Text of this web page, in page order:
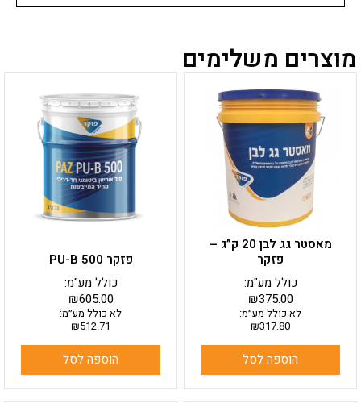
מוצרים משלימים
מאסטר גג לבן 20 ק”ג –
פזקר
₪375.00
כולל מע"מ:
לא כולל מע״מ:
₪317.80
הוספה לסל
פזקר PU-B 500
₪605.00
כולל מע"מ:
לא כולל מע״מ:
₪512.71
הוספה לסל